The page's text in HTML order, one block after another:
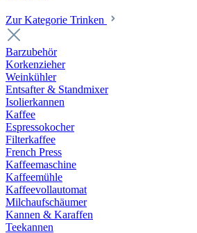
Zur Kategorie Trinken
Barzubehör
Korkenzieher
Weinkühler
Entsafter & Standmixer
Isolierkannen
Kaffee
Espressokocher
Filterkaffee
French Press
Kaffeemaschine
Kaffeemühle
Kaffeevollautomat
Milchaufschäumer
Kannen & Karaffen
Teekannen